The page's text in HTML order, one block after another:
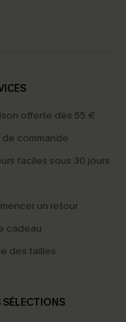
offerte dès 55 €
de commande
faciles sous 30 jours
un retour
cadeau
des tailles
SÉLECTIONS